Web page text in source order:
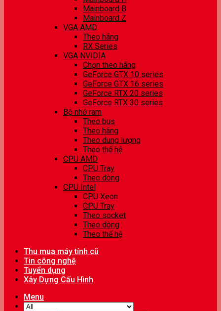
Mainboard B
Mainboard Z
VGA AMD
Theo hãng
RX Series
VGA NVIDIA
Chọn theo hãng
GeForce GTX 10 series
GeForce GTX 16 series
GeForce RTX 20 series
GeForce RTX 30 series
Bộ nhớ ram
Theo bus
Theo hãng
Theo dung lượng
Theo thế hệ
CPU AMD
CPU Tray
Theo dòng
CPU Intel
CPU Xeon
CPU Tray
Theo socket
Theo dòng
Theo thế hệ
Thu mua máy tính cũ
Tin công nghệ
Tuyển dụng
Xây Dựng Cấu Hình
Menu